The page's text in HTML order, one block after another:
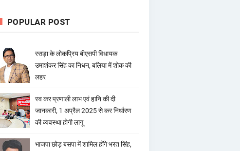
POPULAR POST
रसड़ा के लोकप्रिय बीएसपी विधायक
उमाशंकर सिंह का निधन, बलिया में शोक की
लहर
स्व कर प्रणाली लाभ एवं हानि की दी
जानकारी, 1 अप्रैल 2025 से कर निर्धारण
की व्यवस्था होगी लागू
भाजपा छोड़ बसपा में शामिल होंगे भरत सिंह,